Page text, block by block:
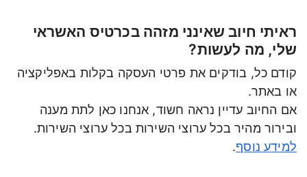
ראיתי חיוב שאינני מזהה בכרטיס האשראי
שלי, מה לעשות?
קודם כל, בודקים את פרטי העסקה בקלות באפליקציה
או באתר.
אם החיוב עדיין נראה חשוד, אנחנו כאן לתת מענה
ובירור מהיר בכל ערוצי השירות בכל ערוצי השירות.
למידע נוסף.